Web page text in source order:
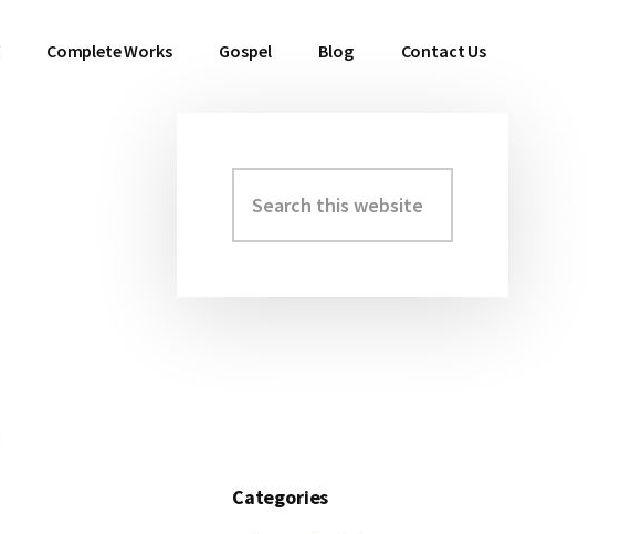
Complete Works Gospel Blog Contact Us
Primary
Sidebar
this
website
Categories